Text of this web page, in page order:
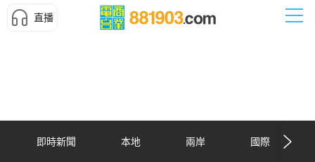
直播
即時新聞 本地 兩岸 國際